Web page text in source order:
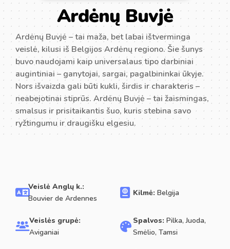
Ardėnų Buvjė
Ardėnų Buvjė – tai maža, bet labai ištverminga
veislė, kilusi iš Belgijos Ardėnų regiono. Šie šunys
buvo naudojami kaip universalaus tipo darbiniai
augintiniai – ganytojai, sargai, pagalbininkai ūkyje.
Nors išvaizda gali būti kukli, širdis ir charakteris –
neabejotinai stiprūs. Ardėnų Buvjė – tai žaismingas,
smalsus ir prisitaikantis šuo, kuris stebina savo
ryžtingumu ir draugišku elgesiu.
Veislė Anglų k.:
Bouvier de Ardennes
Kilmė: Belgija
Veislės grupė:
Aviganiai
Spalvos: Pilka, Juoda,
Smėlio, Tamsi